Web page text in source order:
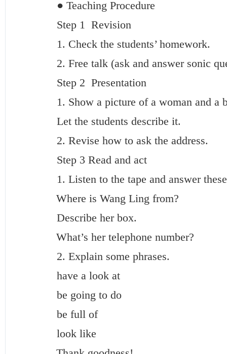
● Teaching Procedure
Step 1 Revision
1. Check the students’ homework.
2. Free talk (ask and answer sonic
Step 2 Presentation
1. Show a picture of a woman and a
Let the students describe it.
2. Revise how to ask the address.
Step 3 Read and act
1. Listen to the tape and answer these
Where is Wang Ling from?
Describe her box.
What’s her telephone number?
2. Explain some phrases.
have a look at
be going to do
be full of
look like